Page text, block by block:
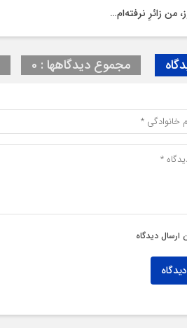
من زائرِ نرفته‌ام…
مجموع دیدگاهها : 0
ارسال دیدگاه